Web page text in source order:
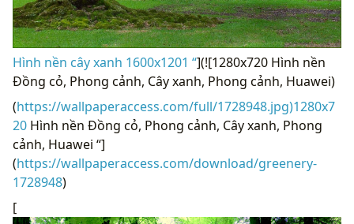
Hình nền cây xanh 1600x1201 “](![1280x720 Hình nền
Đồng cỏ, Phong cảnh, Cây xanh, Phong cảnh, Huawei)
(https://wallpaperaccess.com/full/1728948.jpg)1280x7
20 Hình nền Đồng cỏ, Phong cảnh, Cây xanh, Phong
cảnh, Huawei “]
(https://wallpaperaccess.com/download/greenery-
1728948)
[